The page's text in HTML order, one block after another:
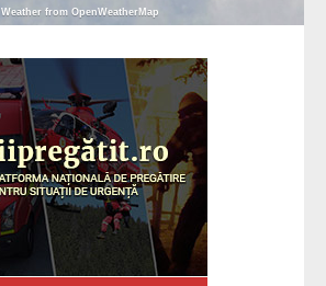
Weather from OpenWeatherMap